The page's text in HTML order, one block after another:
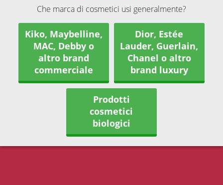
Che marca di cosmetici usi generalmente?
Kiko, Maybelline,
MAC, Debby o
altro brand
commerciale
Dior, Estée
Lauder, Guerlain,
Chanel o altro
brand luxury
Prodotti
cosmetici
biologici